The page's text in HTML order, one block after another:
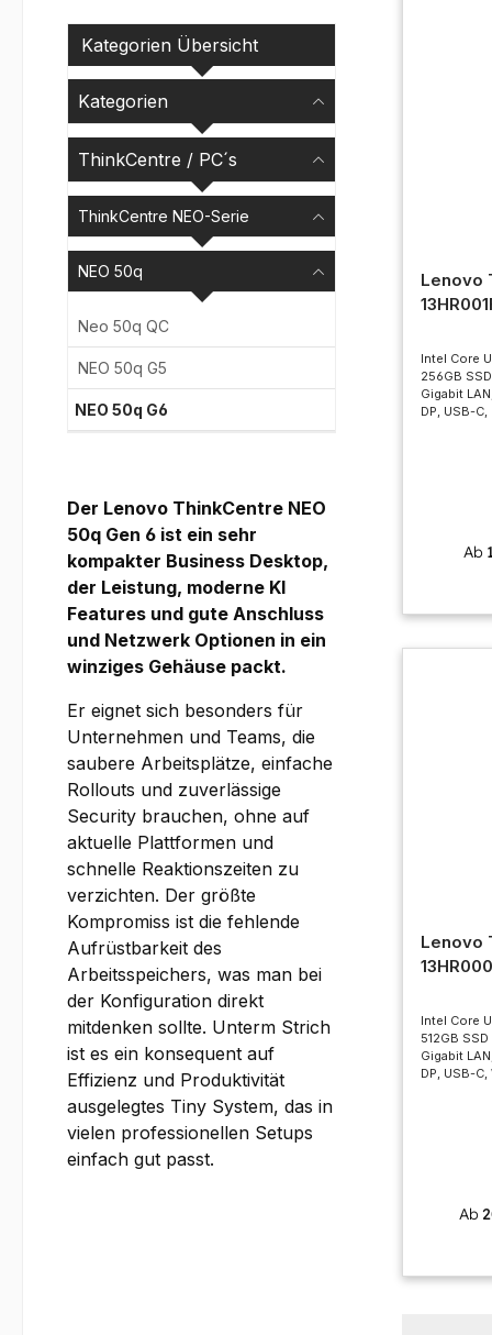
Kategorien Übersicht
Kategorien
ThinkCentre / PC´s
ThinkCentre NEO-Serie
NEO 50q
Neo 50q QC
NEO 50q G5
NEO 50q G6
Der Lenovo ThinkCentre NEO
50q Gen 6 ist ein sehr
kompakter Business Desktop,
der Leistung, moderne KI
Features und gute Anschluss
und Netzwerk Optionen in ein
winziges Gehäuse packt.
Er eignet sich besonders für
Unternehmen und Teams, die
saubere Arbeitsplätze, einfache
Rollouts und zuverlässige
Security brauchen, ohne auf
aktuelle Plattformen und
schnelle Reaktionszeiten zu
verzichten. Der größte
Kompromiss ist die fehlende
Aufrüstbarkeit des
Arbeitsspeichers, was man bei
der Konfiguration direkt
mitdenken sollte. Unterm Strich
ist es ein konsequent auf
Effizienz und Produktivität
ausgelegtes Tiny System, das in
vielen professionellen Setups
einfach gut passt.
Lenovo
Intel Core
256GB
Gigabit
DP, USB-
Ab
Lenovo
Intel Core
512GB
Gigabit
DP, USB-
Ab